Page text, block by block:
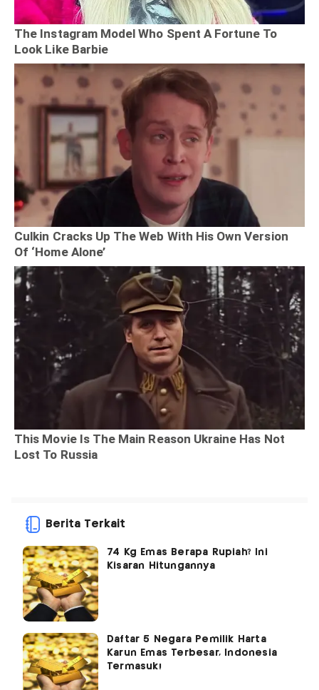
Berita Terkait
74 Kg Emas Berapa Rupiah? Ini
Kisaran Hitungannya
Daftar 5 Negara Pemilik Harta
Karun Emas Terbesar, Indonesia
Termasuk!